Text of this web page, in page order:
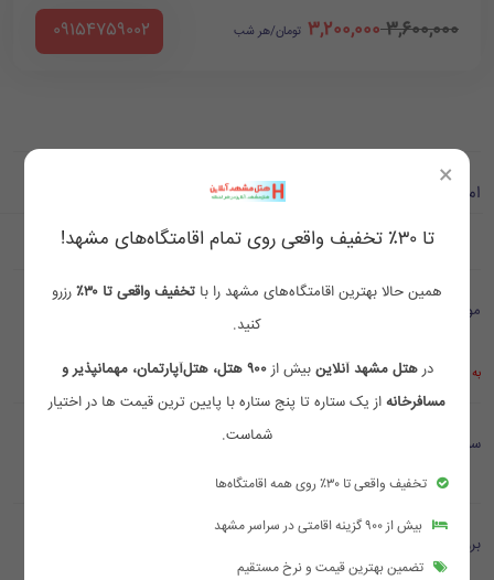
3,600,000
3,200,000 تومان/هر شب ‪ 09154759002
امکانات اتاق ها
موقعیت مکانی
به علت قطع اینترنت بین الملل موقتا موقعیت مکانی در گوگل نمایش داده نمی شود
سوالات متداول
بررسی ها
×
تا ۳۰٪ تخفیف واقعی روی تمام اقامتگاه‌های مشهد!
همین حالا بهترین اقامتگاه‌های مشهد را با تخفیف واقعی تا ۳۰٪
رزرو
کنید.
درهتل مشهد آنلاین بیش از
۹۰۰ هتل، هتل‌آپارتمان، مهمانپذیر و
مسافرخانه از یک ستاره تا پنج ستاره با پایین ترین قیمت ها در اختیار
شماست.
تخفیف واقعی تا ۳۰٪ روی همه اقامتگاه‌ها
بیش از ۹۰۰ گزینه اقامتی در سراسر مشهد
تضمین بهترین قیمت و نرخ مستقیم